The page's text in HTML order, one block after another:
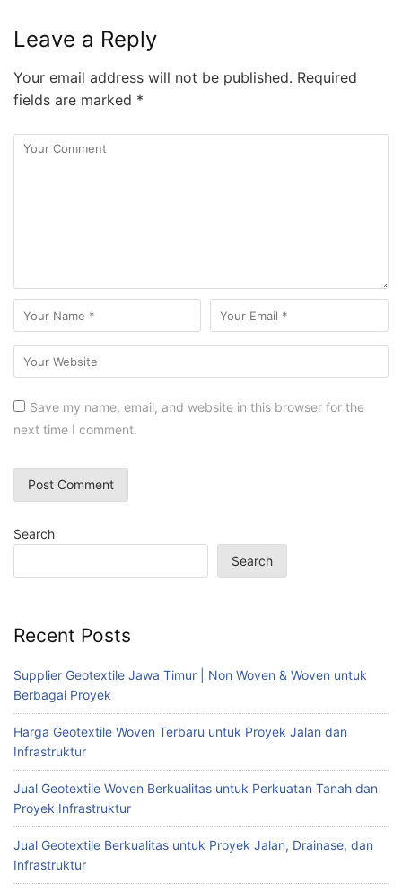
Leave a Reply
Your email address will not be published. Required
fields are marked *
Save my name, email, and website in this browser for the
next time I comment.
Search
Search
Recent Posts
Supplier Geotextile Jawa Timur | Non Woven & Woven untuk
Berbagai Proyek
Harga Geotextile Woven Terbaru untuk Proyek Jalan dan
Infrastruktur
Jual Geotextile Woven Berkualitas untuk Perkuatan Tanah dan
Proyek Infrastruktur
Jual Geotextile Berkualitas untuk Proyek Jalan, Drainase, dan
Infrastruktur